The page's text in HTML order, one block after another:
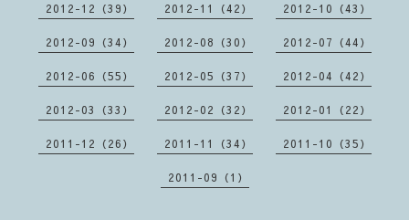
2012-12（39） 2012-11（42） 2012-10（43）
2012-09（34） 2012-08（30） 2012-07（44）
2012-06（55） 2012-05（37） 2012-04（42）
2012-03（33） 2012-02（32） 2012-01（22）
2011-12（26） 2011-11（34） 2011-10（35）
2011-09（1）